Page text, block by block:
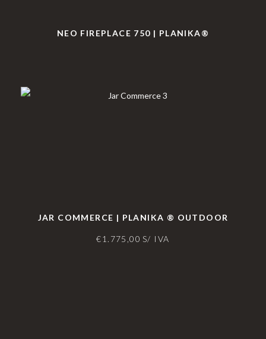
NEO FIREPLACE 750 | PLANIKA®
JAR COMMERCE | PLANIKA ® OUTDOOR
€1.775,00 S/ IVA